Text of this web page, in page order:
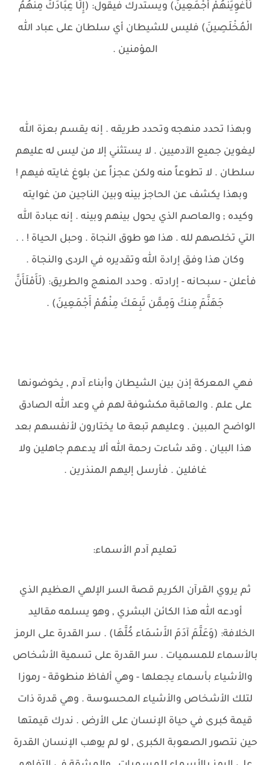
لَأُغْوِيَنَّهُمْ أَجْمَعِينَ) ويستدرك فيقول: (إِلَّا عِبَادَكَ مِنْهُمُ
الْمُخْلَصِينَ) فليس للشيطان أي سلطان على عباد الله
المؤمنين .
وبهذا تحدد منهجه وتحدد طريقه . إنه يقسم بعزة الله
ليغوين جميع الآدميين . لا يستثني إلا من ليس له عليهم
سلطان . لا تطوعاً منه ولكن عجزاً عن بلوغ غايته فيهم !
وبهذا يكشف عن الحاجز بينه وبين الناجين من غوايته
وكيده ; والعاصم الذي يحول بينهم وبينه . إنه عبادة الله
التي تخلصهم لله . هذا هو طوق النجاة . وحبل الحياة ! . .
وكان هذا وفق إرادة الله وتقديره في الردى والنجاة .
فأعلن - سبحانه - إرادته . وحدد المنهج والطريق: (لَأَمْلَأَنَّ
جَهَنَّمَ مِنكَ وَمِمَّن تَبِعَكَ مِنْهُمْ أَجْمَعِينَ) .
فهي المعركة إذن بين الشيطان وأبناء آدم , يخوضونها
على علم . والعاقبة مكشوفة لهم في وعد الله الصادق
الواضح المبين . وعليهم تبعة ما يختارون لأنفسهم بعد
هذا البيان . وقد شاءت رحمة الله ألا يدعهم جاهلين ولا
غافلين . فأرسل إليهم المنذرين .
تعليم آدم الأسماء:
ثم يروي القرآن الكريم قصة السر الإلهي العظيم الذي
أودعه الله هذا الكائن البشري , وهو يسلمه مقاليد
الخلافة: (وَعَلَّمَ آدَمَ الأَسْمَاء كُلَّهَا) . سر القدرة على الرمز
بالأسماء للمسميات . سر القدرة على تسمية الأشخاص
والأشياء بأسماء يجعلها - وهي ألفاظ منطوقة - رموزا
لتلك الأشخاص والأشياء المحسوسة . وهي قدرة ذات
قيمة كبرى في حياة الإنسان على الأرض . ندرك قيمتها
حين نتصور الصعوبة الكبرى , لو لم يوهب الإنسان القدرة